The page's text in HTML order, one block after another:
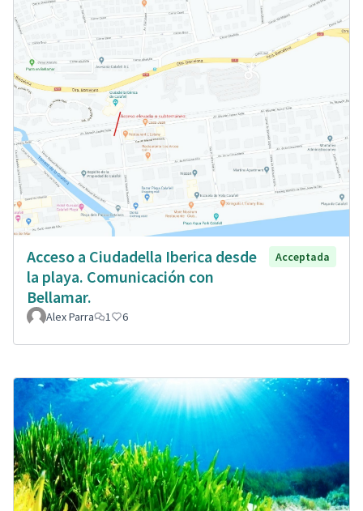
Acceso a Ciudadella Iberica desde
la playa. Comunicación con
Bellamar.
Acceptada
Alex Parra 1 6